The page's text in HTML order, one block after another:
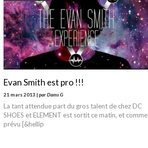
Evan Smith est pro !!!
21 mars 2013 | par Dams G
La tant attendue part du gros talent de chez DC
SHOES et ELEMENT est sortit ce matin, et comme
prévu [&hellip